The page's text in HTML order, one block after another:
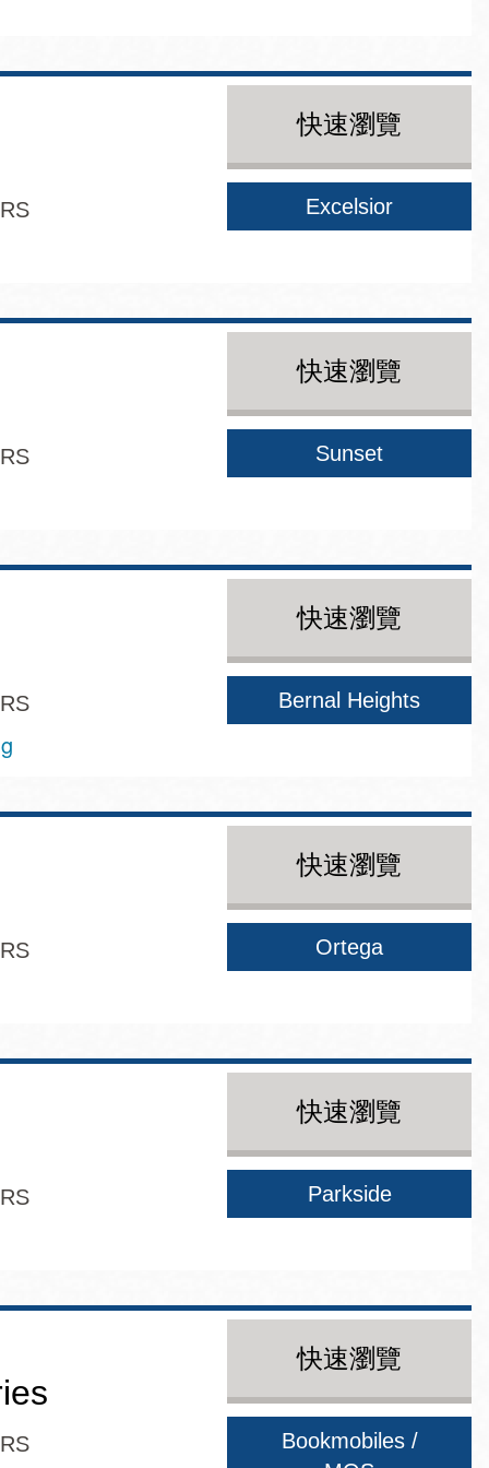
快速瀏覽
Excelsior
快速瀏覽
Sunset
快速瀏覽
Bernal Heights
快速瀏覽
Ortega
快速瀏覽
Parkside
快速瀏覽
Bookmobiles /